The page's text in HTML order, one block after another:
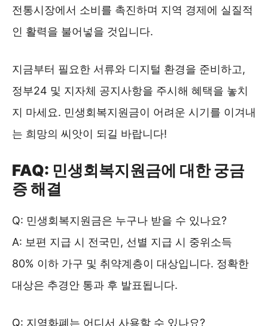
전통시장에서 소비를 촉진하며 지역 경제에 실질적
인 활력을 불어넣을 것입니다.
지금부터 필요한 서류와 디지털 환경을 준비하고,
정부24 및 지자체 공지사항을 주시해 혜택을 놓치
지 마세요. 민생회복지원금이 어려운 시기를 이겨내
는 희망의 씨앗이 되길 바랍니다!
FAQ: 민생회복지원금에 대한 궁금
증 해결
Q: 민생회복지원금은 누구나 받을 수 있나요?
A: 보편 지급 시 전국민, 선별 지급 시 중위소득
80% 이하 가구 및 취약계층이 대상입니다. 정확한
대상은 추경안 통과 후 발표됩니다.
Q: 지역화폐는 어디서 사용할 수 있나요?